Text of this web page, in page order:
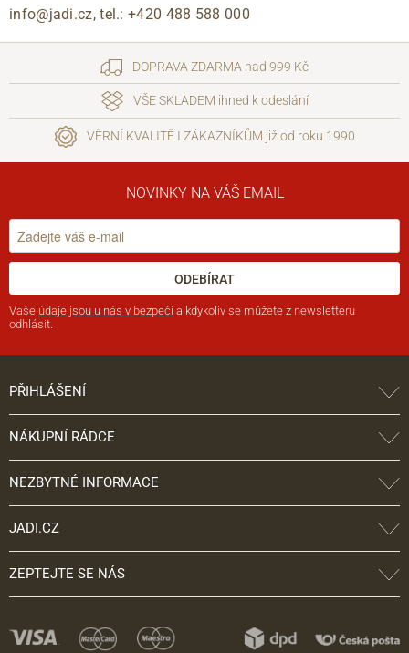
info@jadi.cz, tel.: +420 488 588 000
DOPRAVA ZDARMA nad 999 Kč
VŠE SKLADEM ihned k odeslání
VĚRNÍ KVALITĚ I ZÁKAZNÍKŮM již od roku 1990
NOVINKY NA VÁŠ EMAIL
ODEBÍRAT
Vaše údaje jsou u nás v bezpečí a kdykoliv se můžete z newsletteru
odhlásit.
PŘIHLÁŠENÍ
NÁKUPNÍ RÁDCE
NEZBYTNÉ INFORMACE
JADI.CZ
ZEPTEJTE SE NÁS